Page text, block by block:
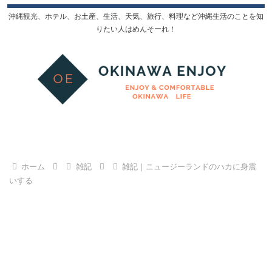
沖縄観光、ホテル、お土産、生活、天気、旅行、料理など沖縄生活のことを知
りたい人はめんそーれ！
ホーム 雑記
雑記｜ニュージーランドのハカに身震
いする